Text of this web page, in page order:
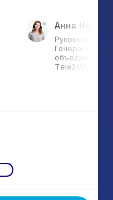
Анна
Руководитель
Генеральный
объединённая
Тele2/Altel,